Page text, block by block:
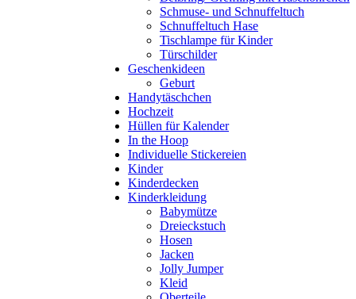
Schmuse- und Schnuffeltuch
Schnuffeltuch Hase
Tischlampe für Kinder
Türschilder
Geschenkideen
Geburt
Handytäschchen
Hochzeit
Hüllen für Kalender
In the Hoop
Individuelle Stickereien
Kinder
Kinderdecken
Kinderkleidung
Babymütze
Dreieckstuch
Hosen
Jacken
Jolly Jumper
Kleid